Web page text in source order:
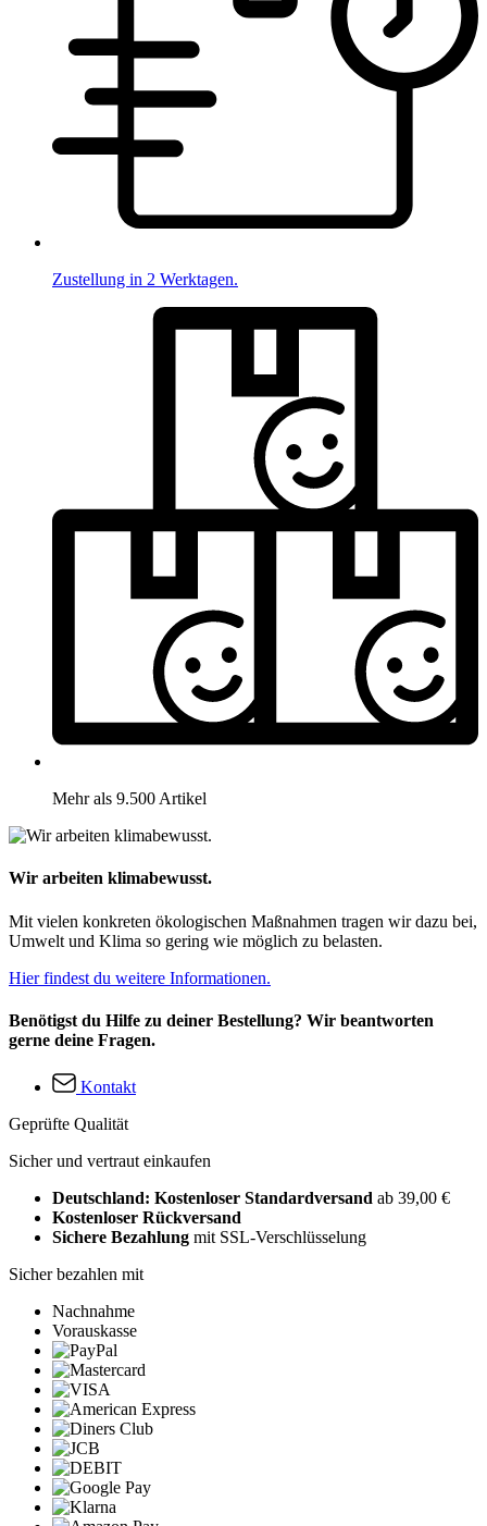
Zustellung in 2 Werktagen.
Mehr als 9.500 Artikel
Wir arbeiten klimabewusst.
Mit vielen konkreten ökologischen Maßnahmen tragen wir dazu bei,
Umwelt und Klima so gering wie möglich zu belasten.
Hier findest du weitere Informationen.
Benötigst du Hilfe zu deiner Bestellung? Wir beantworten
gerne deine Fragen.
Kontakt
Geprüfte Qualität
Sicher und vertraut einkaufen
Deutschland: Kostenloser Standardversand ab 39,00 €
Kostenloser Rückversand
Sichere Bezahlung mit SSL-Verschlüsselung
Sicher bezahlen mit
Nachnahme
Vorauskasse